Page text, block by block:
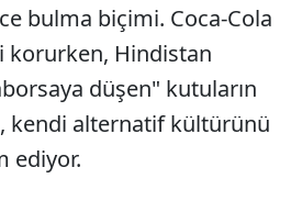
bulma biçimi. Coca-Cola
korurken, Hindistan
düşen" kutuların
kendi alternatif kültürünü
ediyor.